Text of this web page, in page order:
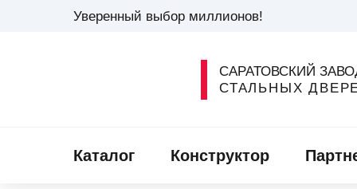
Уверенный выбор миллионов!
САРАТОВСКИЙ
СТАЛЬНЫХ
Каталог Конструктор